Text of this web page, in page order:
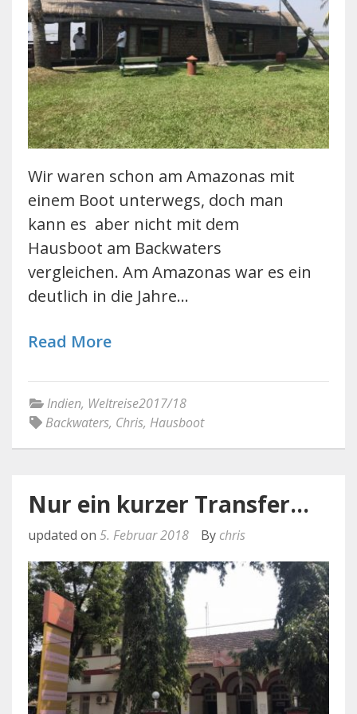
Wir waren schon am Amazonas mit
einem Boot unterwegs, doch man
kann es aber nicht mit dem
Hausboot am Backwaters
vergleichen. Am Amazonas war es ein
deutlich in die Jahre…
Read More
Indien, Weltreise2017/18
Backwaters, Chris, Hausboot
Nur ein kurzer Transfer…
updated on 5. Februar 2018 By chris